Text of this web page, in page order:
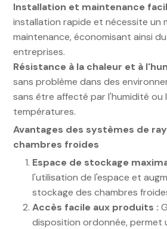
Installation et maintenance
installation rapide et nécessite un
maintenance, économisant ainsi
entreprises.
Résistance à la chaleur et à
sans problème dans des
sans être affecté par l'humidité ou
températures.
Avantages des systèmes de
chambres froides
Espace de stockage
l'utilisation de l'espace et
stockage des chambres
Accès facile aux produits :
disposition ordonnée, permet